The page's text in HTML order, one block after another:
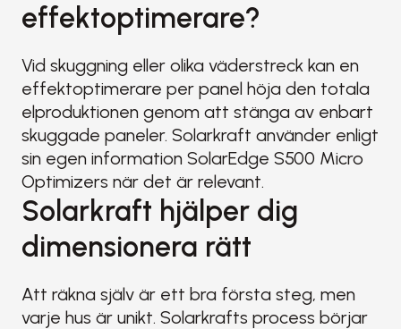
effektoptimerare?
Vid skuggning eller olika väderstreck kan en
effektoptimerare per panel höja den totala
elproduktionen genom att stänga av enbart
skuggade paneler. Solarkraft använder enligt
sin egen information SolarEdge S500 Micro
Optimizers när det är relevant.
Solarkraft hjälper dig
dimensionera rätt
Att räkna själv är ett bra första steg, men
varje hus är unikt. Solarkrafts process börjar